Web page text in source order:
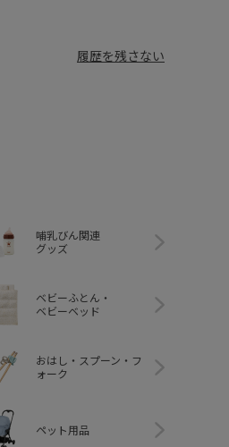
履歴を残さない
哺乳びん関連
グッズ
ベビーふとん・
ベビーベッド
おはし・スプーン・フ
ォーク
ペット用品